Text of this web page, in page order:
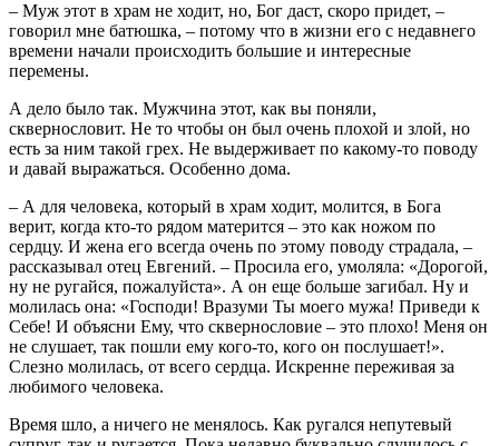
– Муж этот в храм не ходит, но, Бог даст, скоро придет, –
говорил мне батюшка, – потому что в жизни его с недавнего
времени начали происходить большие и интересные
перемены.
А дело было так. Мужчина этот, как вы поняли,
сквернословит. Не то чтобы он был очень плохой и злой, но
есть за ним такой грех. Не выдерживает по какому-то поводу
и давай выражаться. Особенно дома.
– А для человека, который в храм ходит, молится, в Бога
верит, когда кто-то рядом матерится – это как ножом по
сердцу. И жена его всегда очень по этому поводу страдала, –
рассказывал отец Евгений. – Просила его, умоляла: «Дорогой,
ну не ругайся, пожалуйста». А он еще больше загибал. Ну и
молилась она: «Господи! Вразуми Ты моего мужа! Приведи к
Себе! И объясни Ему, что сквернословие – это плохо! Меня он
не слушает, так пошли ему кого-то, кого он послушает!».
Слезно молилась, от всего сердца. Искренне переживая за
любимого человека.
Время шло, а ничего не менялось. Как ругался непутевый